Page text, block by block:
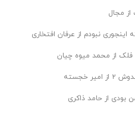
از مجال
اینجوری نبودم از عرفان افتخاری
فلک از محمد میوه چیان
خجسته
بودی از حامد ذاکری